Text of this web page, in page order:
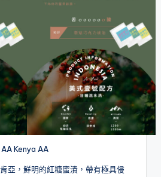
Kenya AA
亞，鮮明的紅糖蜜漬，帶有極具侵